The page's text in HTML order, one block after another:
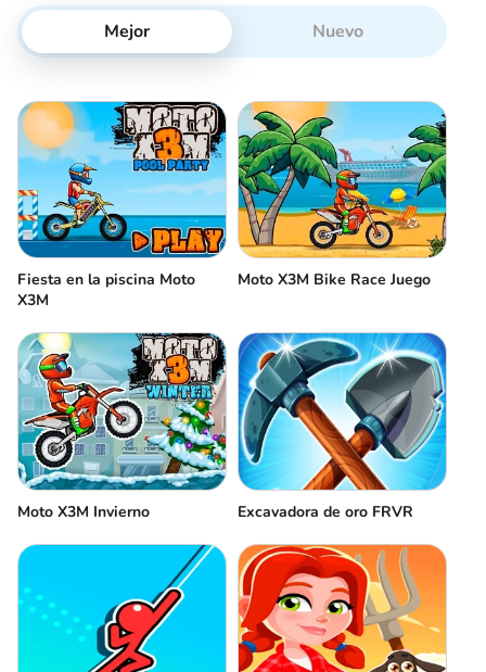
Mejor Nuevo
Fiesta en la piscina Moto
X3M
Moto X3M Bike Race Juego
Moto X3M Invierno Excavadora de oro FRVR